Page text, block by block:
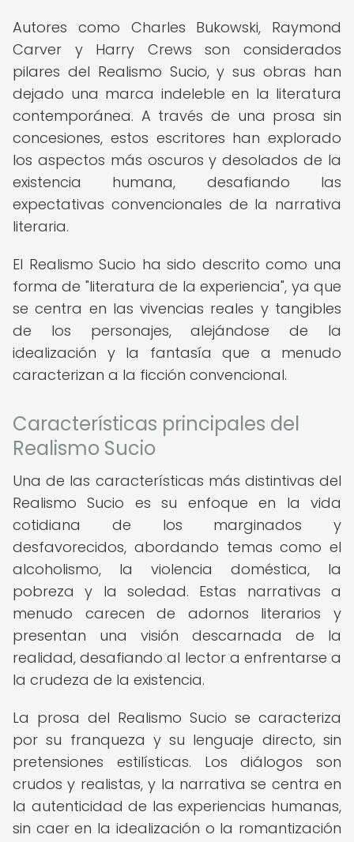
Autores como Charles Bukowski, Raymond
Carver y Harry Crews son considerados
pilares del Realismo Sucio, y sus obras han
dejado una marca indeleble en la literatura
contemporánea. A través de una prosa sin
concesiones, estos escritores han explorado
los aspectos más oscuros y desolados de la
existencia humana, desafiando las
expectativas convencionales de la narrativa
literaria.
El Realismo Sucio ha sido descrito como una
forma de "literatura de la experiencia", ya que
se centra en las vivencias reales y tangibles
de los personajes, alejándose de la
idealización y la fantasía que a menudo
caracterizan a la ficción convencional.
Características principales del
Realismo Sucio
Una de las características más distintivas del
Realismo Sucio es su enfoque en la vida
cotidiana de los marginados y
desfavorecidos, abordando temas como el
alcoholismo, la violencia doméstica, la
pobreza y la soledad. Estas narrativas a
menudo carecen de adornos literarios y
presentan una visión descarnada de la
realidad, desafiando al lector a enfrentarse a
la crudeza de la existencia.
La prosa del Realismo Sucio se caracteriza
por su franqueza y su lenguaje directo, sin
pretensiones estilísticas. Los diálogos son
crudos y realistas, y la narrativa se centra en
la autenticidad de las experiencias humanas,
sin caer en la idealización o la romantización